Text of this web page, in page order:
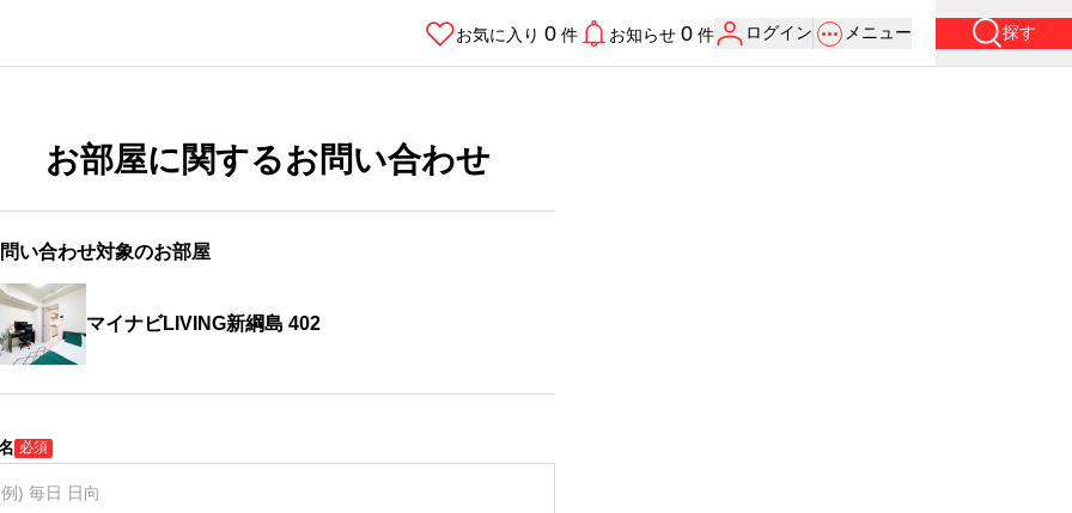
お気に入り 0 件 お知らせ 0 件 ログイン メニュー 探す
お部屋に関するお問い合わせ
い合わせ対象のお部屋
マイナビLIVING新綱島 402
必須